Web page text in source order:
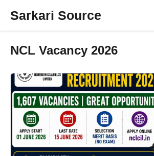
Sarkari Source
NCL Vacancy 2026